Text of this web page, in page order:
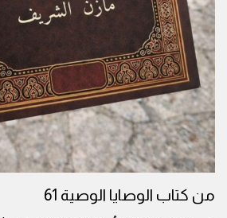
من كتاب الوصايا الوصية 61